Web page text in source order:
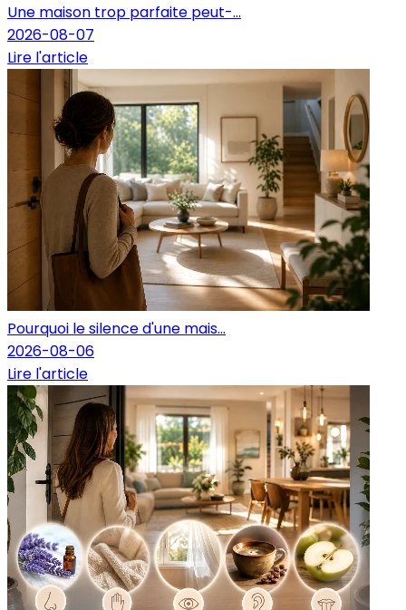
Une maison trop parfaite peut-...
2026-08-07
Lire l'article
Pourquoi le silence d'une mais...
2026-08-06
Lire l'article